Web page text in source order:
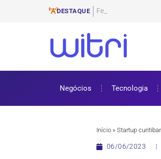
DESTAQUE Ferramentas de E-
ProUni: como
Cursos gratuitos
ENEM 2025: datas,
Negócios Tecnologia
Início » Startup
06/06/2023